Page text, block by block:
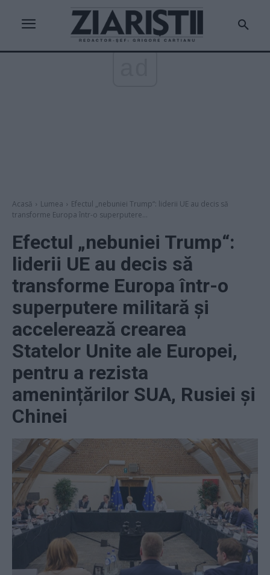
Acasă Lumea
Efectul „nebuniei Trump“: liderii UE au decis să
transforme Europa într-o superputere...
Efectul „nebuniei Trump“:
liderii UE au decis să
transforme Europa într-o
superputere militară și
accelerează crearea
Statelor Unite ale Europei,
pentru a rezista
amenințărilor SUA, Rusiei și
Chinei